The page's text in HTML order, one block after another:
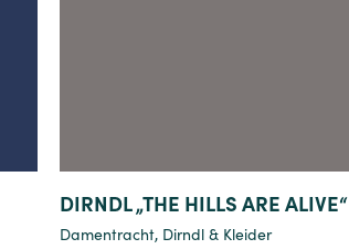
DIRNDL „THE HILLS ARE ALIVE“
Damentracht, Dirndl & Kleider